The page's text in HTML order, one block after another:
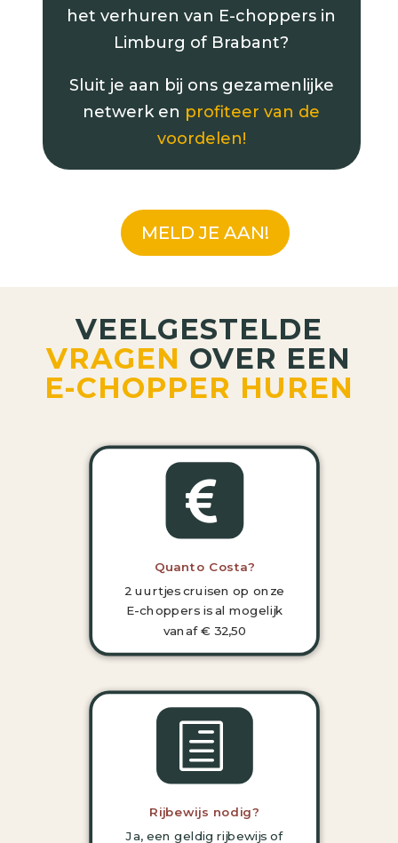
het verhuren van E-choppers in
Limburg of Brabant?
Sluit je aan bij ons gezamenlijke
netwerk en profiteer van de
voordelen!
MELD JE AAN!
VEELGESTELDE
VRAGEN OVER EEN
E-CHOPPER HUREN

Quanto Costa?
2 uurtjes cruisen op onze
E-choppers is al mogelijk
vanaf € 32,50
h
Rijbewijs nodig?
Ja, een geldig rijbewijs of